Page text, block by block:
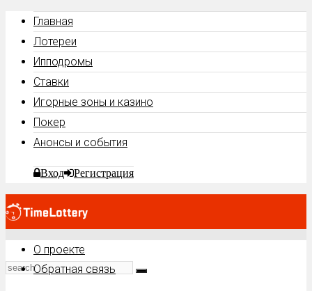
Главная
Лотереи
Ипподромы
Ставки
Игорные зоны и казино
Покер
Анонсы и события
Вход Регистрация
О проекте
Обратная связь